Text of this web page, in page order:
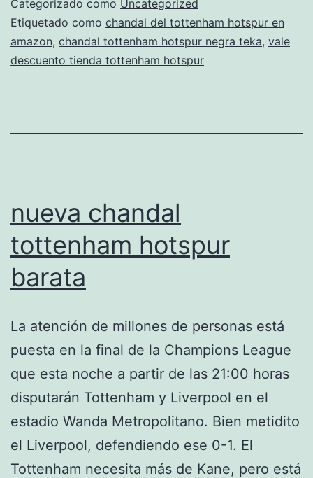
hombre
Categorizado como Uncategorized
Etiquetado como chandal del tottenham hotspur en
amazon, chandal tottenham hotspur negra teka, vale
descuento tienda tottenham hotspur
nueva chandal
tottenham hotspur
barata
La atención de millones de personas está
puesta en la final de la Champions League
que esta noche a partir de las 21:00 horas
disputarán Tottenham y Liverpool en el
estadio Wanda Metropolitano. Bien metidito
el Liverpool, defendiendo ese 0-1. El
Tottenham necesita más de Kane, pero está